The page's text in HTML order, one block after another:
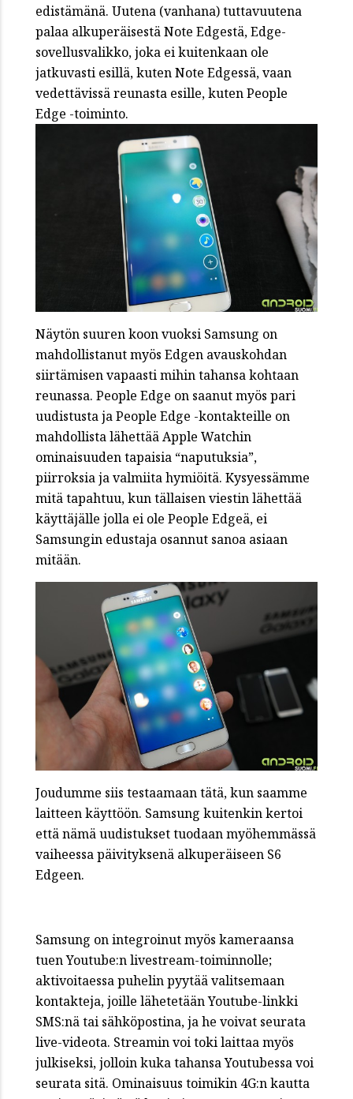
edistämänä. Uutena (vanhana) tuttavuutena
palaa alkuperäisestä Note Edgestä, Edge-
sovellusvalikko, joka ei kuitenkaan ole
jatkuvasti esillä, kuten Note Edgessä, vaan
vedettävissä reunasta esille, kuten People
Edge -toiminto.
Näytön suuren koon vuoksi Samsung on
mahdollistanut myös Edgen avauskohdan
siirtämisen vapaasti mihin tahansa kohtaan
reunassa. People Edge on saanut myös pari
uudistusta ja People Edge -kontakteille on
mahdollista lähettää Apple Watchin
ominaisuuden tapaisia “naputuksia”,
piirroksia ja valmiita hymiöitä. Kysyessämme
mitä tapahtuu, kun tällaisen viestin lähettää
käyttäjälle jolla ei ole People Edgeä, ei
Samsungin edustaja osannut sanoa asiaan
mitään.
Joudumme siis testaamaan tätä, kun saamme
laitteen käyttöön. Samsung kuitenkin kertoi
että nämä uudistukset tuodaan myöhemmässä
vaiheessa päivityksenä alkuperäiseen S6
Edgeen.
Samsung on integroinut myös kameraansa
tuen Youtube:n livestream-toiminnolle;
aktivoitaessa puhelin pyytää valitsemaan
kontakteja, joille lähetetään Youtube-linkki
SMS:nä tai sähköpostina, ja he voivat seurata
live-videota. Streamin voi toki laittaa myös
julkiseksi, jolloin kuka tahansa Youtubessa voi
seurata sitä. Ominaisuus toimikin 4G:n kautta